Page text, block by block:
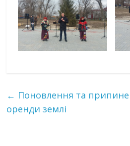
← Поновлення та
оренди землі